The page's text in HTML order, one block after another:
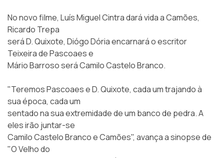
No novo filme, Luís Miguel Cintra dará vida a Camões,
Ricardo Trepa
será D. Quixote, Diógo Dória encarnará o escritor
Teixeira de Pascoaes e
Mário Barroso será Camilo Castelo Branco.
"Teremos Pascoaes e D. Quixote, cada um trajando à
sua época, cada um
sentado na sua extremidade de um banco de pedra. A
eles irão juntar-se
Camilo Castelo Branco e Camões", avança a sinopse de
"O Velho do